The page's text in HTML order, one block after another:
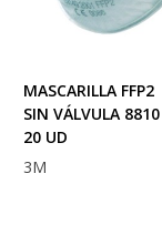
MASCARILLA FFP2
SIN VÁLVULA 8810
20 UD
3M